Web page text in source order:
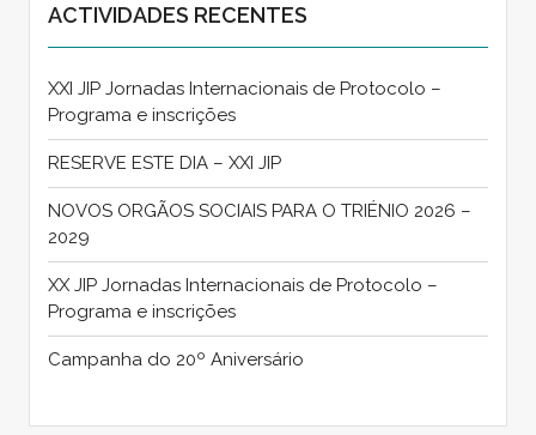
ACTIVIDADES RECENTES
XXI JIP Jornadas Internacionais de Protocolo –
Programa e inscrições
RESERVE ESTE DIA – XXI JIP
NOVOS ORGÃOS SOCIAIS PARA O TRIÉNIO 2026 –
2029
XX JIP Jornadas Internacionais de Protocolo –
Programa e inscrições
Campanha do 20º Aniversário